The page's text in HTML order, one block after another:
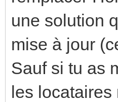
une solution
mise à jour
Sauf si tu as
les